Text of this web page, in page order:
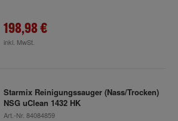
198,98 €
inkl. MwSt.
Starmix Reinigungssauger (Nass/Trocken)
NSG uClean 1432 HK
Art.-Nr. 84084859